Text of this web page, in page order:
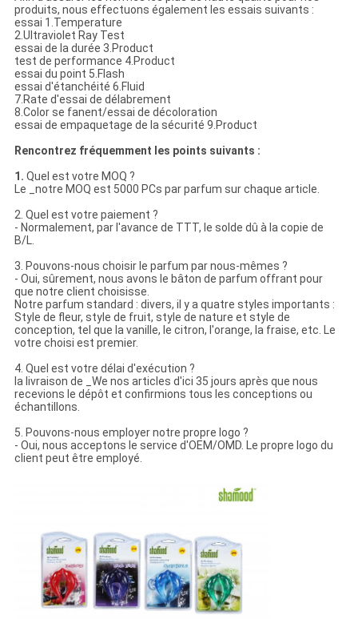
produits, nous effectuons également les essais suivants :
essai 1.Temperature
2.Ultraviolet Ray Test
essai de la durée 3.Product
test de performance 4.Product
essai du point 5.Flash
essai d'étanchéité 6.Fluid
7.Rate d'essai de délabrement
8.Color se fanent/essai de décoloration
essai de empaquetage de la sécurité 9.Product
Rencontrez fréquemment les points suivants :
1. Quel est votre MOQ ?
Le _notre MOQ est 5000 PCs par parfum sur chaque article.
2. Quel est votre paiement ?
- Normalement, par l'avance de TTT, le solde dû à la copie de
B/L.
3. Pouvons-nous choisir le parfum par nous-mêmes ?
- Oui, sûrement, nous avons le bâton de parfum offrant pour
que notre client choisisse.
Notre parfum standard : divers, il y a quatre styles importants :
Style de fleur, style de fruit, style de nature et style de
conception, tel que la vanille, le citron, l'orange, la fraise, etc. Le
votre choisi est premier.
4. Quel est votre délai d'exécution ?
la livraison de _We nos articles d'ici 35 jours après que nous
recevions le dépôt et confirmions tous les conceptions ou
échantillons.
5. Pouvons-nous employer notre propre logo ?
- Oui, nous acceptons le service d'OEM/OMD. Le propre logo du
client peut être employé.